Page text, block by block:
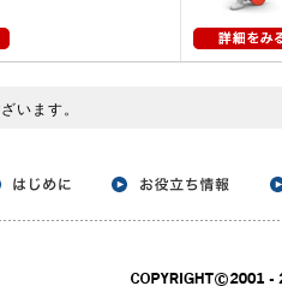
います。